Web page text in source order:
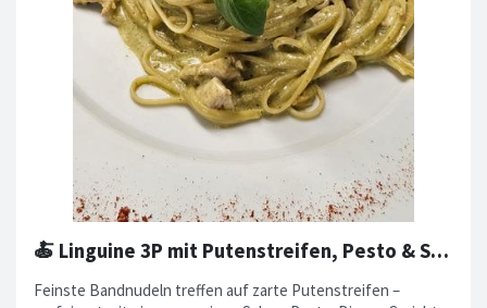
🍝 Linguine 3P mit Putenstreifen, Pesto & Sahne 🌿
Feinste Bandnudeln treffen auf zarte Putenstreifen –